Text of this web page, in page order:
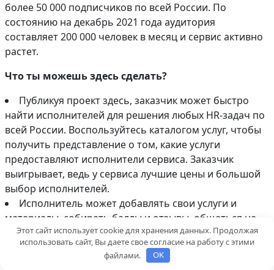
более 50 000 подписчиков по всей России. По
состоянию на декабрь 2021 года аудитория
составляет 200 000 человек в месяц и сервис активно
растет.
Что ты можешь здесь сделать?
Публикуя проект здесь, заказчик может быстро
найти исполнителей для решения любых HR-задач по
всей России. Воспользуйтесь каталогом услуг, чтобы
получить представление о том, какие услуги
предоставляют исполнители сервиса. Заказчик
выигрывает, ведь у сервиса лучшие цены и большой
выбор исполнителей.
Исполнитель может добавлять свои услуги и
материалы, собирать баллы и отзывы, общаться на
форуме, участвовать в проектах сайта и получать
работу напрямую от заказчиков. Сервис является
продавцом услуг исполнителя, совершенно
Этот сайт использует cookie для хранения данных. Продолжая
использовать сайт, Вы даете свое согласие на работу с этими
файлами.
OK